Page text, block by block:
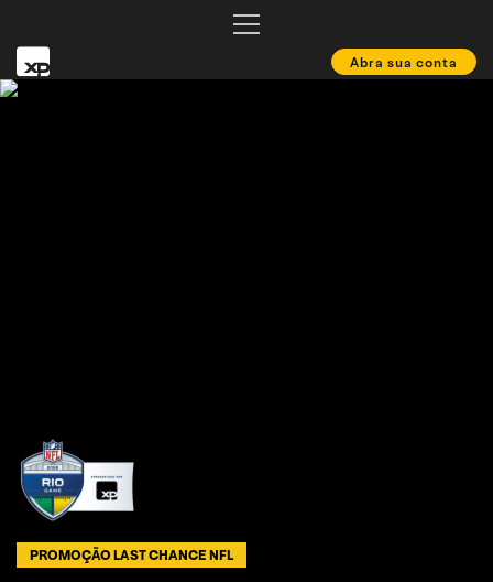
Abra sua conta
PROMOÇÃO LAST CHANCE NFL